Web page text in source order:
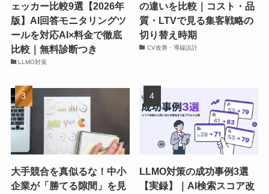
ェッカー比較9選【2026年
版】AI回答モニタリングツ
ールを対応AI×料金で徹底
比較｜無料診断つき
LLMO対策
の違いを比較｜コスト・品
質・LTVで見る集客戦略の
切り替え時期
CV改善・導線設計
大手競合を真似るな！中小
企業が「勝てる隙間」を見
LLMO対策の成功事例3選
【実録】｜AI検索スコア改